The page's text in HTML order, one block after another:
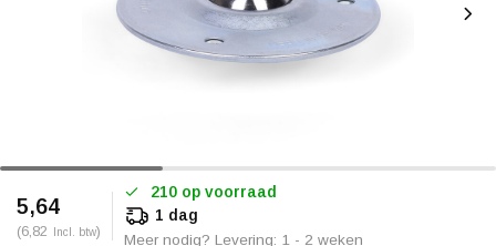
5,64
(6,82 Incl. btw)
210 op voorraad
1 dag
Meer nodig? Levering: 1 - 2 weken